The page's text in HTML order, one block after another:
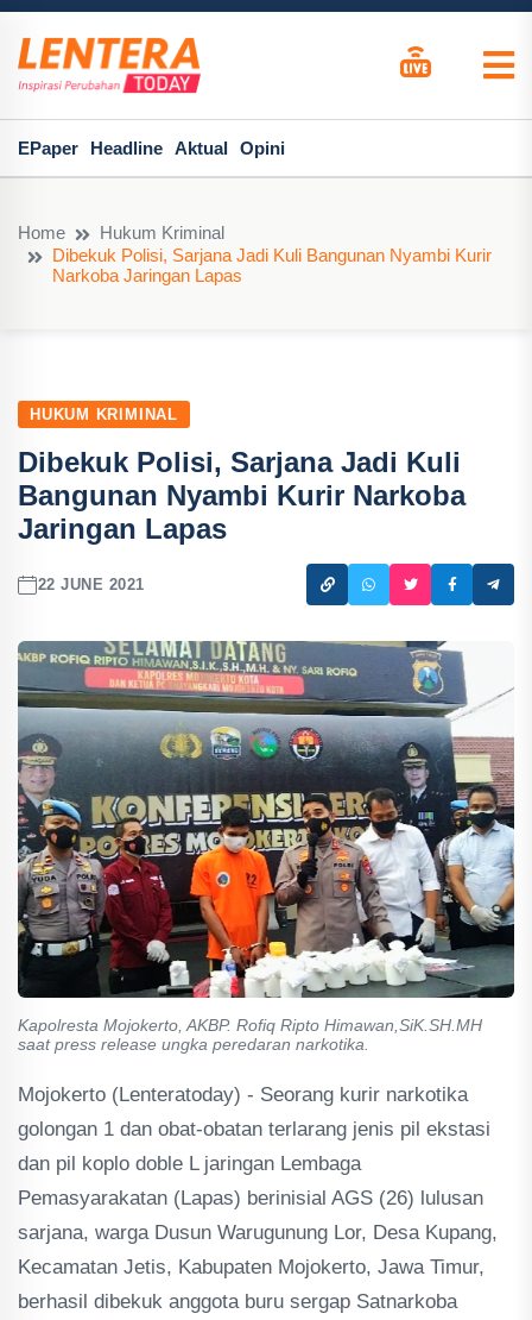
EPaper Headline Aktual Opini
Home
Hukum Kriminal
Dibekuk Polisi, Sarjana Jadi Kuli Bangunan Nyambi Kurir
Narkoba Jaringan Lapas
HUKUM KRIMINAL
Dibekuk Polisi, Sarjana Jadi Kuli
Bangunan Nyambi Kurir Narkoba
Jaringan Lapas
22 JUNE 2021
Kapolresta Mojokerto, AKBP. Rofiq Ripto Himawan,SiK.SH.MH
saat press release ungka peredaran narkotika.
Mojokerto (Lenteratoday) - Seorang kurir narkotika
golongan 1 dan obat-obatan terlarang jenis pil ekstasi
dan pil koplo doble L jaringan Lembaga
Pemasyarakatan (Lapas) berinisial AGS (26) lulusan
sarjana, warga Dusun Warugunung Lor, Desa Kupang,
Kecamatan Jetis, Kabupaten Mojokerto, Jawa Timur,
berhasil dibekuk anggota buru sergap Satnarkoba